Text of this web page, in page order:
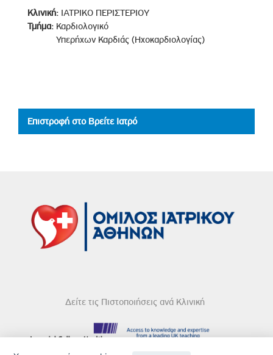
Κλινική: ΙΑΤΡΙΚΟ ΠΕΡΙΣΤΕΡΙΟΥ
Τμήμα: Καρδιολογικό
Υπερήχων Καρδιάς (Ηχοκαρδιολογίας)
Επιστροφή στο Βρείτε Ιατρό
Δείτε τις Πιστοποιήσεις ανά Κλινική